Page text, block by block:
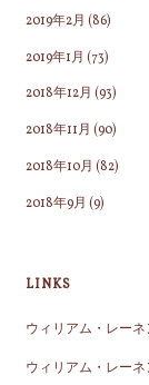
2019年2月 (86)
2019年1月 (73)
2018年12月 (93)
2018年11月 (90)
2018年10月 (82)
2018年9月 (9)
LINKS
ウィリアム・レー
ウィリアム・レー